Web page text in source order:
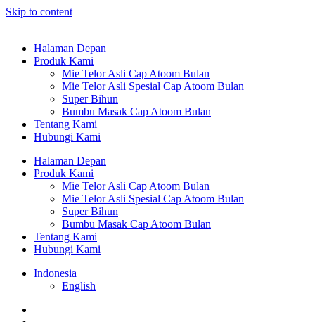
Skip to content
Halaman Depan
Produk Kami
Mie Telor Asli Cap Atoom Bulan
Mie Telor Asli Spesial Cap Atoom Bulan
Super Bihun
Bumbu Masak Cap Atoom Bulan
Tentang Kami
Hubungi Kami
Halaman Depan
Produk Kami
Mie Telor Asli Cap Atoom Bulan
Mie Telor Asli Spesial Cap Atoom Bulan
Super Bihun
Bumbu Masak Cap Atoom Bulan
Tentang Kami
Hubungi Kami
Indonesia
English